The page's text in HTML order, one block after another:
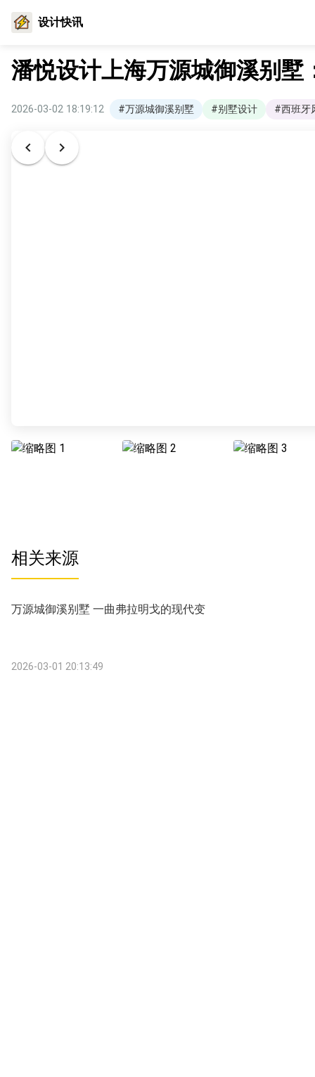
设计快讯
潘悦设计上海万源城御溪别
2026-03-02 18:19:12 #万源城御溪别墅 #别墅设计 #西班牙
相关来源
万源城御溪别墅 一曲弗拉明戈的现代变
2026-03-01 20:13:49